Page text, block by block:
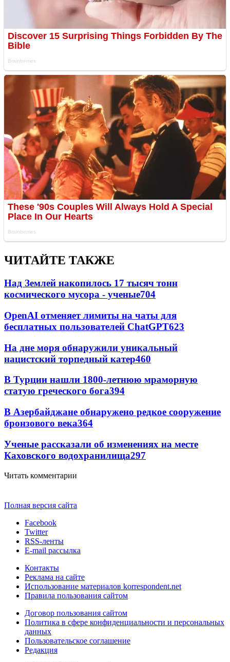
ЧИТАЙТЕ ТАКЖЕ
Над Землей накопилось 17 тысяч тонн
космического мусора - ученые704
OpenAI отменяет лимиты на чаты для
бесплатных пользователей ChatGPT623
На дне моря обнаружили уникальный
нацистский торпедный катер460
В Турции нашли 1800-летнюю мраморную
статую греческого бога394
В Азербайджане обнаружено редкое сооружение
бронзового века364
Ученые рассказали об изменениях на месте
Каховского водохранилища297
Читать комментарии
Полная версия сайта
Facebook
Twitter
RSS-ленты
E-mail рассылка
Контакты
Реклама на сайте
Использование материалов korrespondent.net
Правила пользования сайтом
Договор пользования сайтом
Политика в сфере конфиденциальности и персональных
данных
Пользовательское соглашение
Редакция